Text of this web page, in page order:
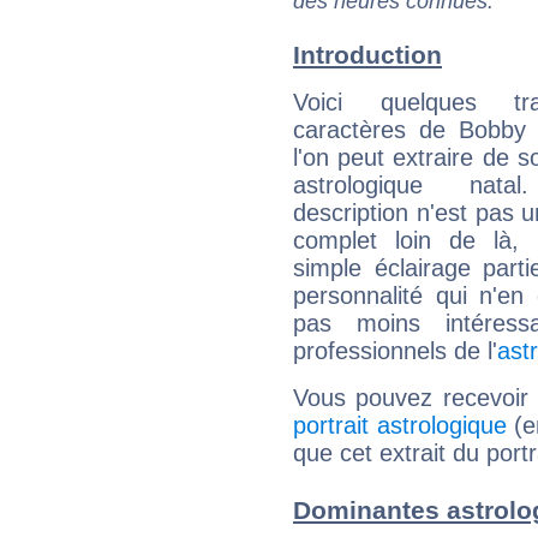
Introduction
Voici quelques
caractères de Bobby
l'on peut extraire de
astrologique
description n'est pas
complet loin de là,
simple éclairage
personnalité qui n'en
pas moins
professionnels de l'
Vous pouvez
portrait astrologique
que cet extrait du
Dominantes